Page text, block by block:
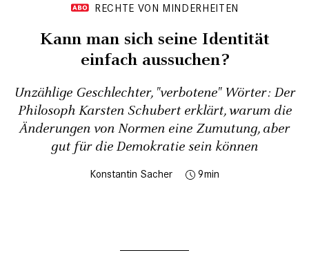
RECHTE VON MINDERHEITEN
Kann man sich seine Identität
einfach aussuchen?
Unzählige Geschlechter, "verbotene" Wörter: Der
Philosoph Karsten Schubert erklärt, warum die
Änderungen von Normen eine Zumutung, aber
gut für die Demokratie sein können
Konstantin Sacher 9